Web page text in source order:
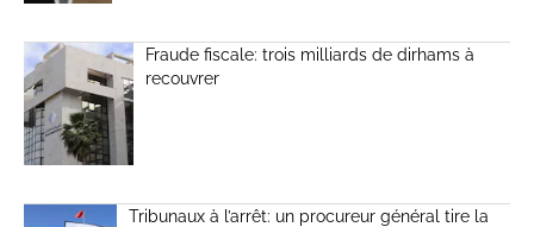
Fraude fiscale: trois milliards de dirhams à
recouvrer
Tribunaux à l’arrêt: un procureur général tire la